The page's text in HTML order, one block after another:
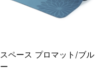
スペース プロマット/ブル
ー